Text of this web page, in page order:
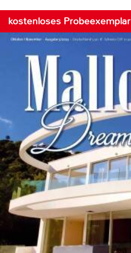
kostenloses Probeexemplar